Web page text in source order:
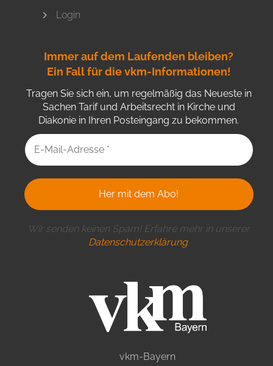
Login
Immer auf dem Laufenden bleiben?
Ein Fall für die vkm-Informationen!
Tragen Sie sich ein, um regelmäßig das Neueste in
Sachen Tarif und Arbeitsrecht in Kirche und
Diakonie in Ihren Posteingang zu bekommen.
Wir senden keinen Spam! Erfahre mehr in unserer
Datenschutzerklärung.
vkm-Bayern